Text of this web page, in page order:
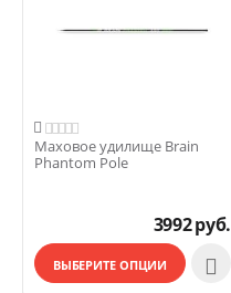

Маховое удилище Brain
Phantom Pole
3992руб.
ВЫБЕРИТЕ ОПЦИИ 